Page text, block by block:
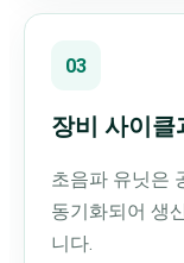
03
장비 사이클
초음파 유닛은
동기화되어 생
니다.